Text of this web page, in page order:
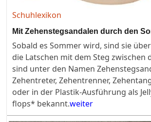
Schuhlexikon
Mit Zehenstegsandalen durch den
Sobald es Sommer wird, sind sie
die Latschen mit dem Steg zwischen
sind unter den Namen
Zehentreter, Zehentrenner,
oder in der Plastik-Ausführung als
flops* bekannt.weiter